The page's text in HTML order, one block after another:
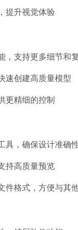
提升视觉体验
，支持更多细节和
速创建高质量模型
更精细的控制
具，确保设计准确
持高质量预览
件格式，方便与其